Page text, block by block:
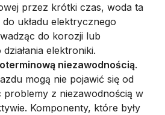
przez krótki czas, woda ta
do układu elektrycznego
do korozji lub
elektroniki.
niezawodnością.
mogą nie pojawić się od
problemy z niezawodnością w
Komponenty, które były